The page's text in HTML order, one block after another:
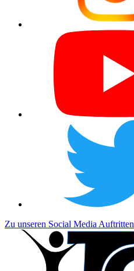
Zu unseren Social Media Auftritten